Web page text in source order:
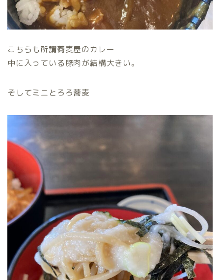
こちらも所謂蕎麦屋のカレー
中に入っている豚肉が結構大きい。
そしてミニとろろ蕎麦